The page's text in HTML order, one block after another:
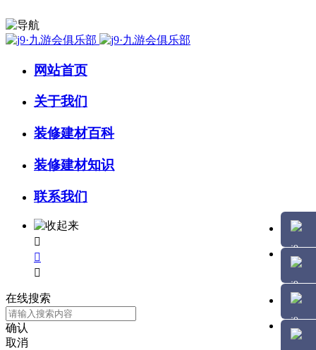
网站首页
关于我们
装修建材百科
装修建材知识
联系我们



在线搜索
确认
取消